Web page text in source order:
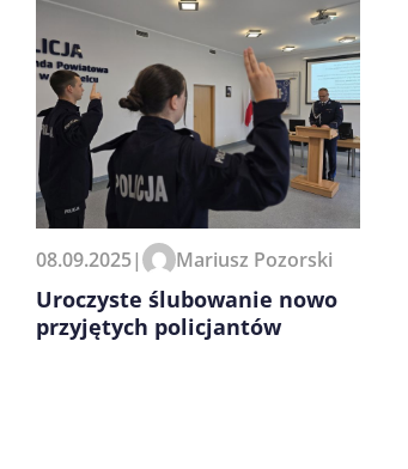
08.09.2025| Mariusz Pozorski
Uroczyste ślubowanie nowo
przyjętych policjantów